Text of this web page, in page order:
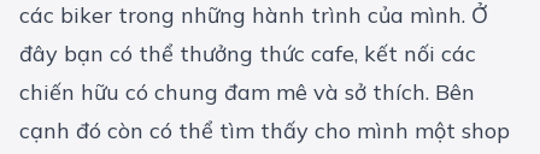
các biker trong những hành trình của mình. Ở
đây bạn có thể thưởng thức cafe, kết nối các
chiến hữu có chung đam mê và sở thích. Bên
cạnh đó còn có thể tìm thấy cho mình một shop